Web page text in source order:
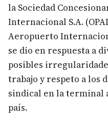
la Sociedad
Internacional S.A.
Aeropuerto
se dio en respuesta a
posibles
trabajo y respeto a los
sindical en la terminal
país.